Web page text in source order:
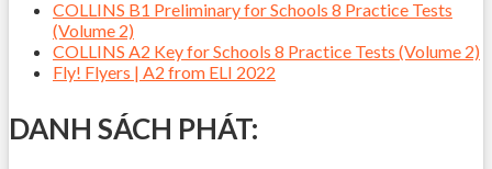
COLLINS B1 Preliminary for Schools 8 Practice Tests
(Volume 2)
COLLINS A2 Key for Schools 8 Practice Tests (Volume 2)
Fly! Flyers | A2 from ELI 2022
DANH SÁCH PHÁT: